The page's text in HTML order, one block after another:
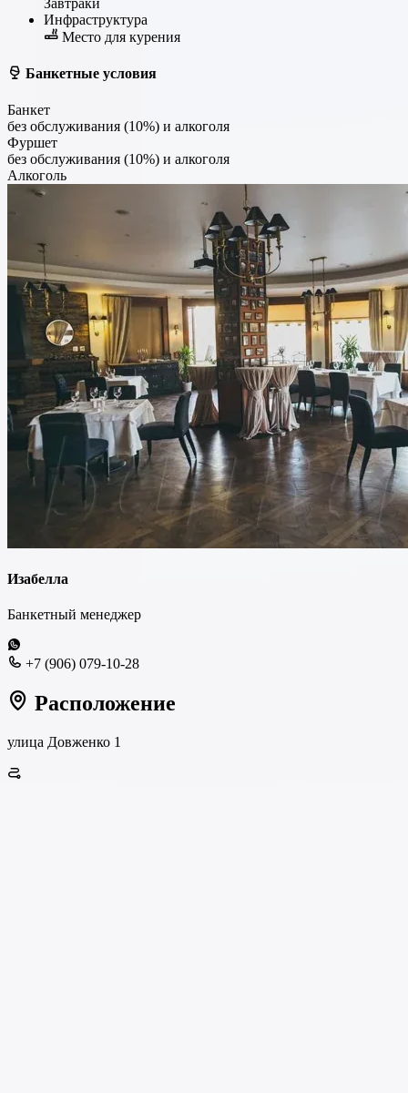
Завтраки
Инфраструктура
Место для курения
Банкетные условия
Банкет
без обслуживания (10%) и алкоголя
Фуршет
без обслуживания (10%) и алкоголя
Алкоголь
Изабелла
Банкетный менеджер
+7 (906) 079-10-28
Расположение
улица Довженко 1